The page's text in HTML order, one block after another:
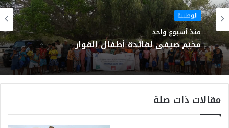
الوطنية
منذ أسبوع واحد
مخيم صيفي لفائدة أطفال الفوار
مقالات ذات صلة